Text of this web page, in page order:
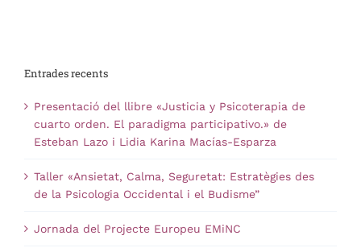
Entrades recents
Presentació del llibre «Justicia y Psicoterapia de
cuarto orden. El paradigma participativo.» de
Esteban Lazo i Lidia Karina Macías-Esparza
Taller «Ansietat, Calma, Seguretat: Estratègies des
de la Psicologia Occidental i el Budisme”
Jornada del Projecte Europeu EMiNC